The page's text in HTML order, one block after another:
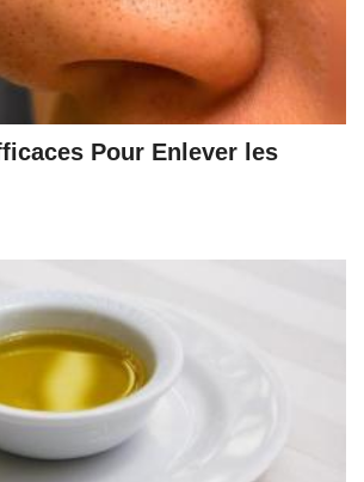
Pour Enlever les